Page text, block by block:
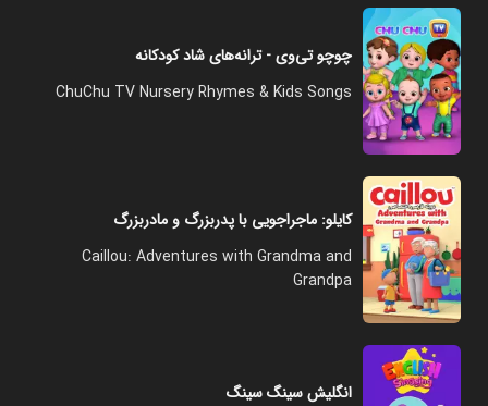
چوچو تی‌وی - ترانه‌های شاد کودکانه
ChuChu TV Nursery Rhymes & Kids Songs
کایلو: ماجراجویی با پدربزرگ و مادربزرگ
Caillou: Adventures with Grandma and
Grandpa
انگلیش سینگ سینگ